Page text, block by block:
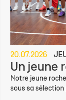
20.07.2026
Un jeune
Notre jeune
sous sa sélection